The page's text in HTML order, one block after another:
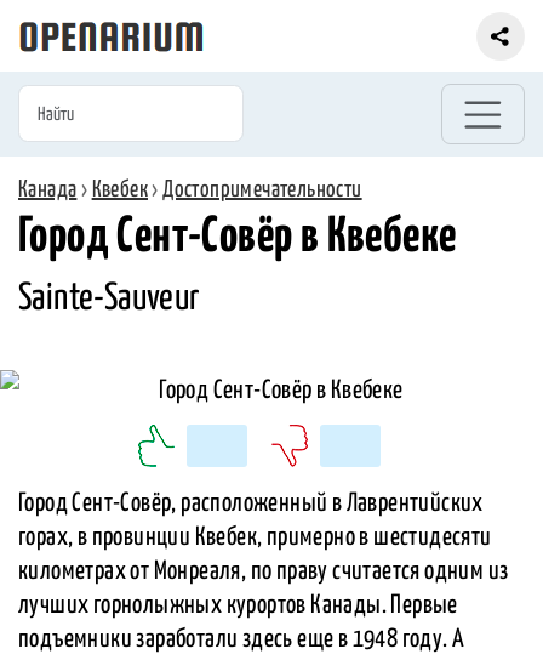
Канада › Квебек›Достопримечательности
Город Сент-Совёр в Квебеке
Sainte-Sauveur
Город Сент-Совёр, расположенный в Лаврентийских
горах, в провинции Квебек, примерно в шестидесяти
километрах от Монреаля, по праву считается одним из
лучших горнолыжных курортов Канады. Первые
подъемники заработали здесь еще в 1948 году. А